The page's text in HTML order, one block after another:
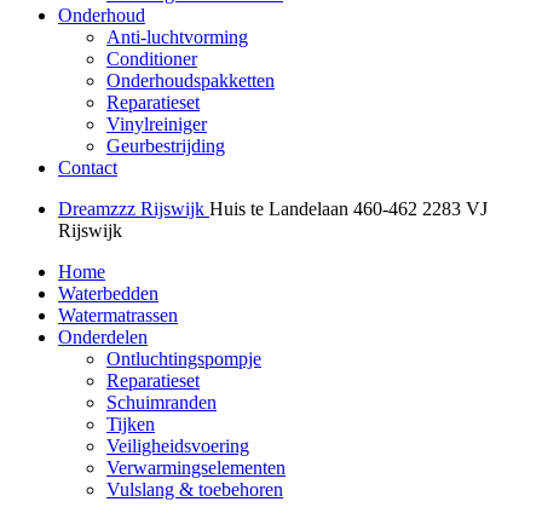
Onderhoud
Anti-luchtvorming
Conditioner
Onderhoudspakketten
Reparatieset
Vinylreiniger
Geurbestrijding
Contact
Dreamzzz Rijswijk Huis te Landelaan 460-462 2283 VJ
Rijswijk
Home
Waterbedden
Watermatrassen
Onderdelen
Ontluchtingspompje
Reparatieset
Schuimranden
Tijken
Veiligheidsvoering
Verwarmingselementen
Vulslang & toebehoren